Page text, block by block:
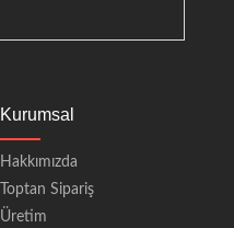
Kurumsal
Hakkımızda
Toptan Sipariş
Üretim